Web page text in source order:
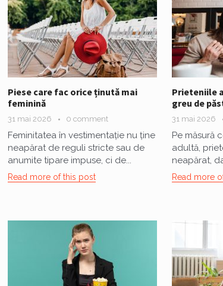
Piese care fac orice ținută mai
feminină
31 mai 2026 0 comment
Feminitatea în vestimentație nu ține
neapărat de reguli stricte sau de
anumite tipare impuse, ci de...
Read more of this post
Prieteniile
greu de
31 mai 2026
Pe măsură
adultă,
neapărat,
Read more